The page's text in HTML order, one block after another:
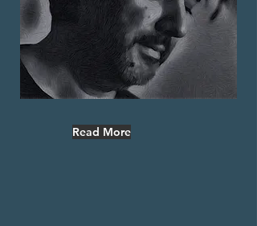
Read More